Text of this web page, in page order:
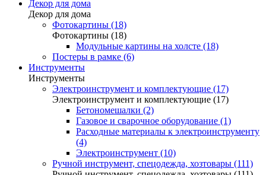
Декор для дома
Декор для дома
Фотокартины (18)
Фотокартины (18)
Модульные картины на холсте (18)
Постеры в рамке (6)
Инструменты
Инструменты
Электроинструмент и комплектующие (17)
Электроинструмент и комплектующие (17)
Бетономешалки (2)
Газовое и сварочное оборудование (1)
Расходные материалы к электроинструменту
(4)
Электроинструмент (10)
Ручной инструмент, спецодежда, хозтовары (111)